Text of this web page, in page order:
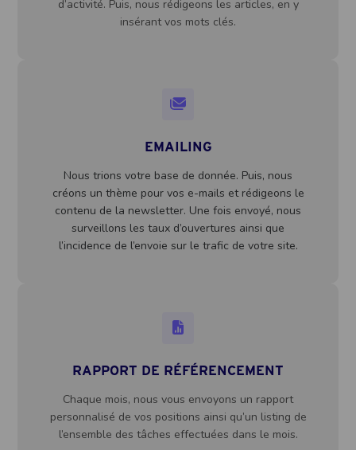
d’activité. Puis, nous rédigeons les articles, en y
insérant vos mots clés.
EMAILING
Nous trions votre base de donnée. Puis, nous
créons un thème pour vos e-mails et rédigeons le
contenu de la newsletter. Une fois envoyé, nous
surveillons les taux d’ouvertures ainsi que
l’incidence de l’envoie sur le trafic de votre site.
RAPPORT DE RÉFÉRENCEMENT
Chaque mois, nous vous envoyons un rapport
personnalisé de vos positions ainsi qu’un listing de
l’ensemble des tâches effectuées dans le mois.